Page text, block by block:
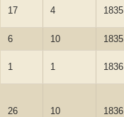
17 4 1835
6 10 1835
1 1 1836
26 10 1836